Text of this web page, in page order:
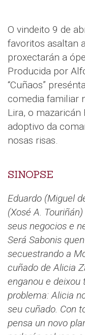
O vindeito 9 de
favoritos asaltan
proxectarán a
Producida por
“Cuñaos”
comedia familiar
Lira, o mazaricán
adoptivo da
nosas risas.
SINOPSE
Eduardo (Miguel
(Xosé A.
seus negocios e
Será Sabonis
secuestrando a
cuñado de Alicia
enganou e deixou
problema: Alicia
seu cuñado. Con
pensa un novo